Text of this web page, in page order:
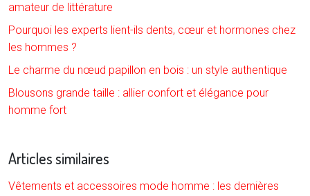
amateur de littérature
Pourquoi les experts lient-ils dents, cœur et hormones chez
les hommes ?
Le charme du nœud papillon en bois : un style authentique
Blousons grande taille : allier confort et élégance pour
homme fort
Articles similaires
Vêtements et accessoires mode homme : les dernières